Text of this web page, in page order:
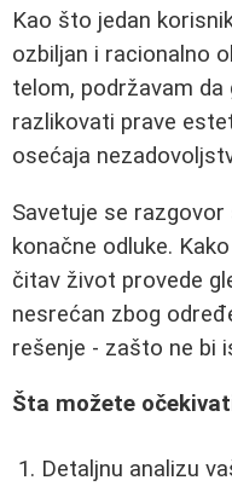
Kao što jedan
ozbiljan i racionalno
telom, podržavam da
razlikovati prave
osećaja
Savetuje se
konačne odluke.
čitav život provede
nesrećan zbog
rešenje - zašto ne bi
Šta možete
Detaljnu analizu